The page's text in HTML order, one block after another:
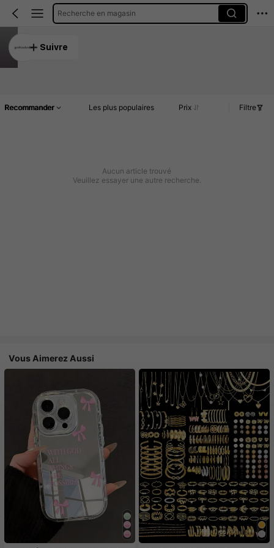
Recherche en magasin
Suivre
Recommander Les plus populaires Prix Filtre
Aucun article trouvé
Veuillez essayer une autre recherche.
Vous Aimerez Aussi